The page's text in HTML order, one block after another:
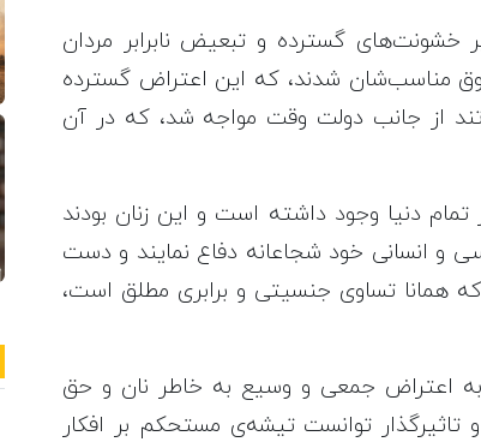
در برابر خشونت‌های گسترده و تبعیض نابرابر مردان
مناسب‌شان شدند، که این اعتراض گسترده
از جانب دولت وقت مواجه شد، که در آن
دنیا وجود داشته است و این زنان بودند
و انسانی خود شجاعانه دفاع نمایند و دست
که همانا تساوی جنسیتی و برابری مطلق است،
در روسیه، دست به اعتراض جمعی و وسیع به‌ خاطر نان و حق
توانست تیشه‌ی مستحکم بر افکار